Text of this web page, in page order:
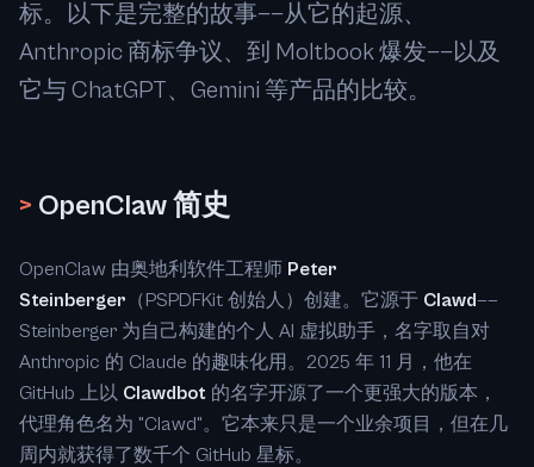
标。以下是完整的故事——从它的起源、
Anthropic 商标争议、到 Moltbook 爆发——以及
它与 ChatGPT、Gemini 等产品的比较。
> OpenClaw 简史
OpenClaw 由奥地利软件工程师 Peter
Steinberger （PSPDFKit 创始人）创建。它源于 Clawd——
Steinberger 为自己构建的个人 AI 虚拟助手，名字取自对
Anthropic 的 Claude 的趣味化用。2025 年 11 月，他在
GitHub 上以 Clawdbot 的名字开源了一个更强大的版本，
代理角色名为 "Clawd"。它本来只是一个业余项目，但在几
周内就获得了数千个 GitHub 星标。